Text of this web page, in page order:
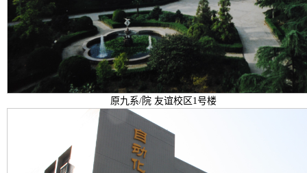
原九系/院 友谊校区1号楼